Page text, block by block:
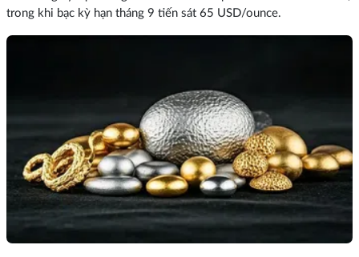
trong khi bạc kỳ hạn tháng 9 tiến sát 65 USD/ounce.